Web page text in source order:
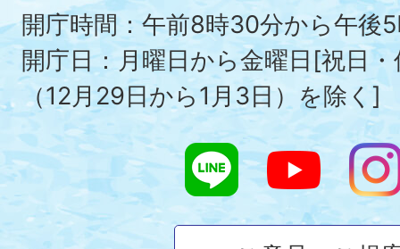
開庁時間：午前8時30分から午後
開庁日：月曜日から金曜日[祝日
（12月29日から1月3日）を除く]